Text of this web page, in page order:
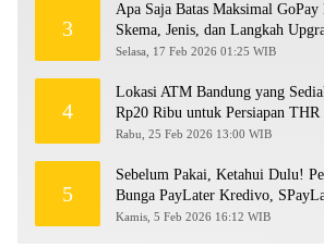
3
Apa Saja Batas Maksimal GoPay
Skema, Jenis, dan Langkah
Selasa, 17 Feb 2026 01:25 WIB
4
Lokasi ATM Bandung yang
Rp20 Ribu untuk Persiapan THR
Rabu, 25 Feb 2026 13:00 WIB
5
Sebelum Pakai, Ketahui Dulu!
Bunga PayLater Kredivo,
2026
Kamis, 5 Feb 2026 16:12 WIB